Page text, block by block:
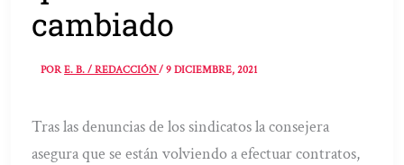
cambiado
PORE. B. / REDACCIÓN/9 DICIEMBRE, 2021
Tras las denuncias de los sindicatos la consejera
asegura que se están volviendo a efectuar contratos,